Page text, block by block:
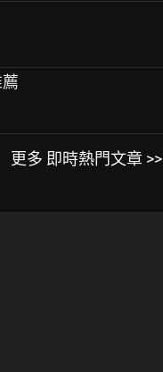
更多 即時熱門文章 >>